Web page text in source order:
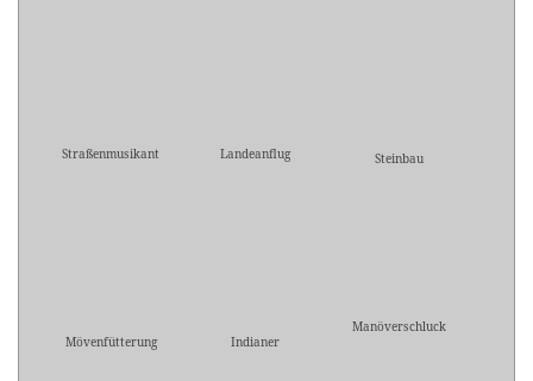
Straßenmusikant Landeanflug Steinbau
Mövenfütterung Indianer
Manöverschluck